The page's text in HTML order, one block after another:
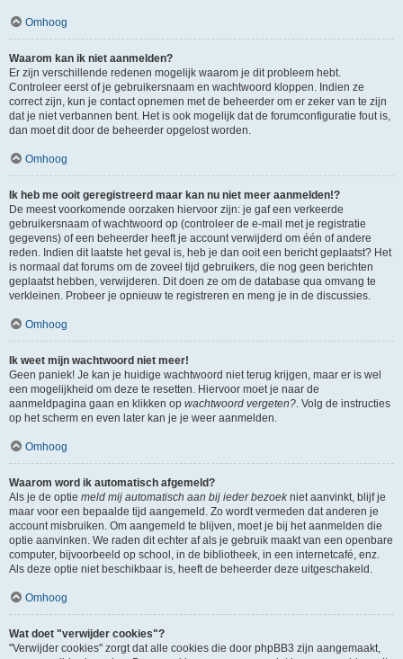
Omhoog
Waarom kan ik niet aanmelden?
Er zijn verschillende redenen mogelijk waarom je dit probleem hebt.
Controleer eerst of je gebruikersnaam en wachtwoord kloppen. Indien ze
correct zijn, kun je contact opnemen met de beheerder om er zeker van te zijn
dat je niet verbannen bent. Het is ook mogelijk dat de forumconfiguratie fout is,
dan moet dit door de beheerder opgelost worden.
Omhoog
Ik heb me ooit geregistreerd maar kan nu niet meer aanmelden!?
De meest voorkomende oorzaken hiervoor zijn: je gaf een verkeerde
gebruikersnaam of wachtwoord op (controleer de e-mail met je registratie
gegevens) of een beheerder heeft je account verwijderd om één of andere
reden. Indien dit laatste het geval is, heb je dan ooit een bericht geplaatst? Het
is normaal dat forums om de zoveel tijd gebruikers, die nog geen berichten
geplaatst hebben, verwijderen. Dit doen ze om de database qua omvang te
verkleinen. Probeer je opnieuw te registreren en meng je in de discussies.
Omhoog
Ik weet mijn wachtwoord niet meer!
Geen paniek! Je kan je huidige wachtwoord niet terug krijgen, maar er is wel
een mogelijkheid om deze te resetten. Hiervoor moet je naar de
aanmeldpagina gaan en klikken op wachtwoord vergeten?. Volg de instructies
op het scherm en even later kan je je weer aanmelden.
Omhoog
Waarom word ik automatisch afgemeld?
Als je de optie meld mij automatisch aan bij ieder bezoekniet aanvinkt, blijf je
maar voor een bepaalde tijd aangemeld. Zo wordt vermeden dat anderen je
account misbruiken. Om aangemeld te blijven, moet je bij het aanmelden die
optie aanvinken. We raden dit echter af als je gebruik maakt van een openbare
computer, bijvoorbeeld op school, in de bibliotheek, in een internetcafé, enz.
Als deze optie niet beschikbaar is, heeft de beheerder deze uitgeschakeld.
Omhoog
Wat doet "verwijder cookies"?
"Verwijder cookies" zorgt dat alle cookies die door phpBB3 zijn aangemaakt,